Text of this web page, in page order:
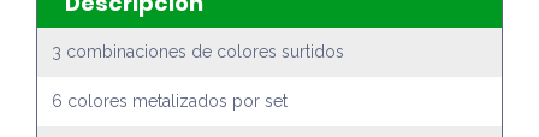
3 combinaciones de colores surtidos
6 colores metalizados por set